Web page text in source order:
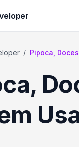
/ Pipoca,